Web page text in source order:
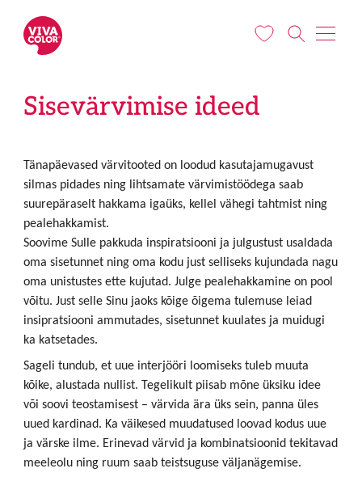
Sisevärvimise ideed
Tänapäevased värvitooted on loodud kasutajamugavust
silmas pidades ning lihtsamate värvimistöödega saab
suurepäraselt hakkama igaüks, kellel vähegi tahtmist ning
pealehakkamist.
Soovime Sulle pakkuda inspiratsiooni ja julgustust usaldada
oma sisetunnet ning oma kodu just selliseks kujundada nagu
oma unistustes ette kujutad. Julge pealehakkamine on pool
võitu. Just selle Sinu jaoks kõige õigema tulemuse leiad
insipratsiooni ammutades, sisetunnet kuulates ja muidugi
ka katsetades.
Sageli tundub, et uue interjööri loomiseks tuleb muuta
kõike, alustada nullist. Tegelikult piisab mõne üksiku idee
või soovi teostamisest – värvida ära üks sein, panna üles
uued kardinad. Ka väikesed muudatused loovad kodus uue
ja värske ilme. Erinevad värvid ja kombinatsioonid tekitavad
meeleolu ning ruum saab teistsuguse väljanägemise.